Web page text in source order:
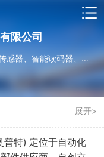
限公司
主营产品：机器视觉、3D传感器、智能读码器、光源系列、非标光源定制、控制器、镜头系列、工业相机系列
展开>
普特) 定位于自动化